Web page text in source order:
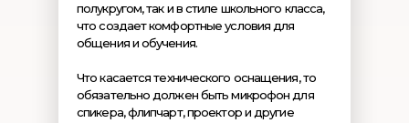
полукругом, так и в стиле школьного класса,
что создает комфортные условия для
общения и обучения.
Что касается технического оснащения, то
обязательно должен быть микрофон для
спикера, флипчарт, проектор и другие